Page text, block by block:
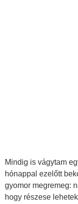
Mindig is vágytam
hónappal ezelőtt
gyomor megremeg:
hogy részese